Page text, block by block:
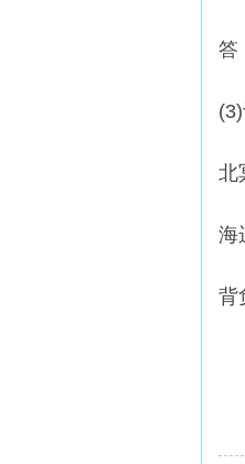
答
北
海
背